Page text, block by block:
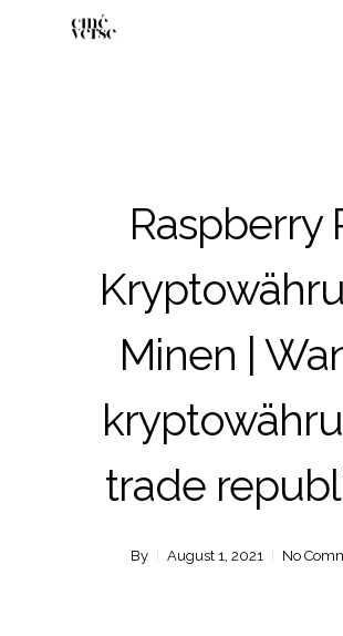
Raspberry
Minen |
trade
By August 1, 2021 No